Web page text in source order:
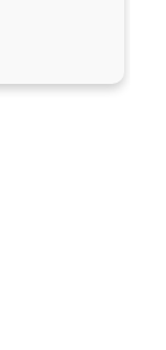
70 кв,